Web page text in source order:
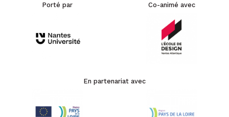
Porté par Co-animé avec
En partenariat avec